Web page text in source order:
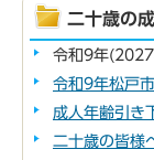
二十歳の
令和9年(2027
令和9年松戸
成人年齢引き
二十歳の皆様